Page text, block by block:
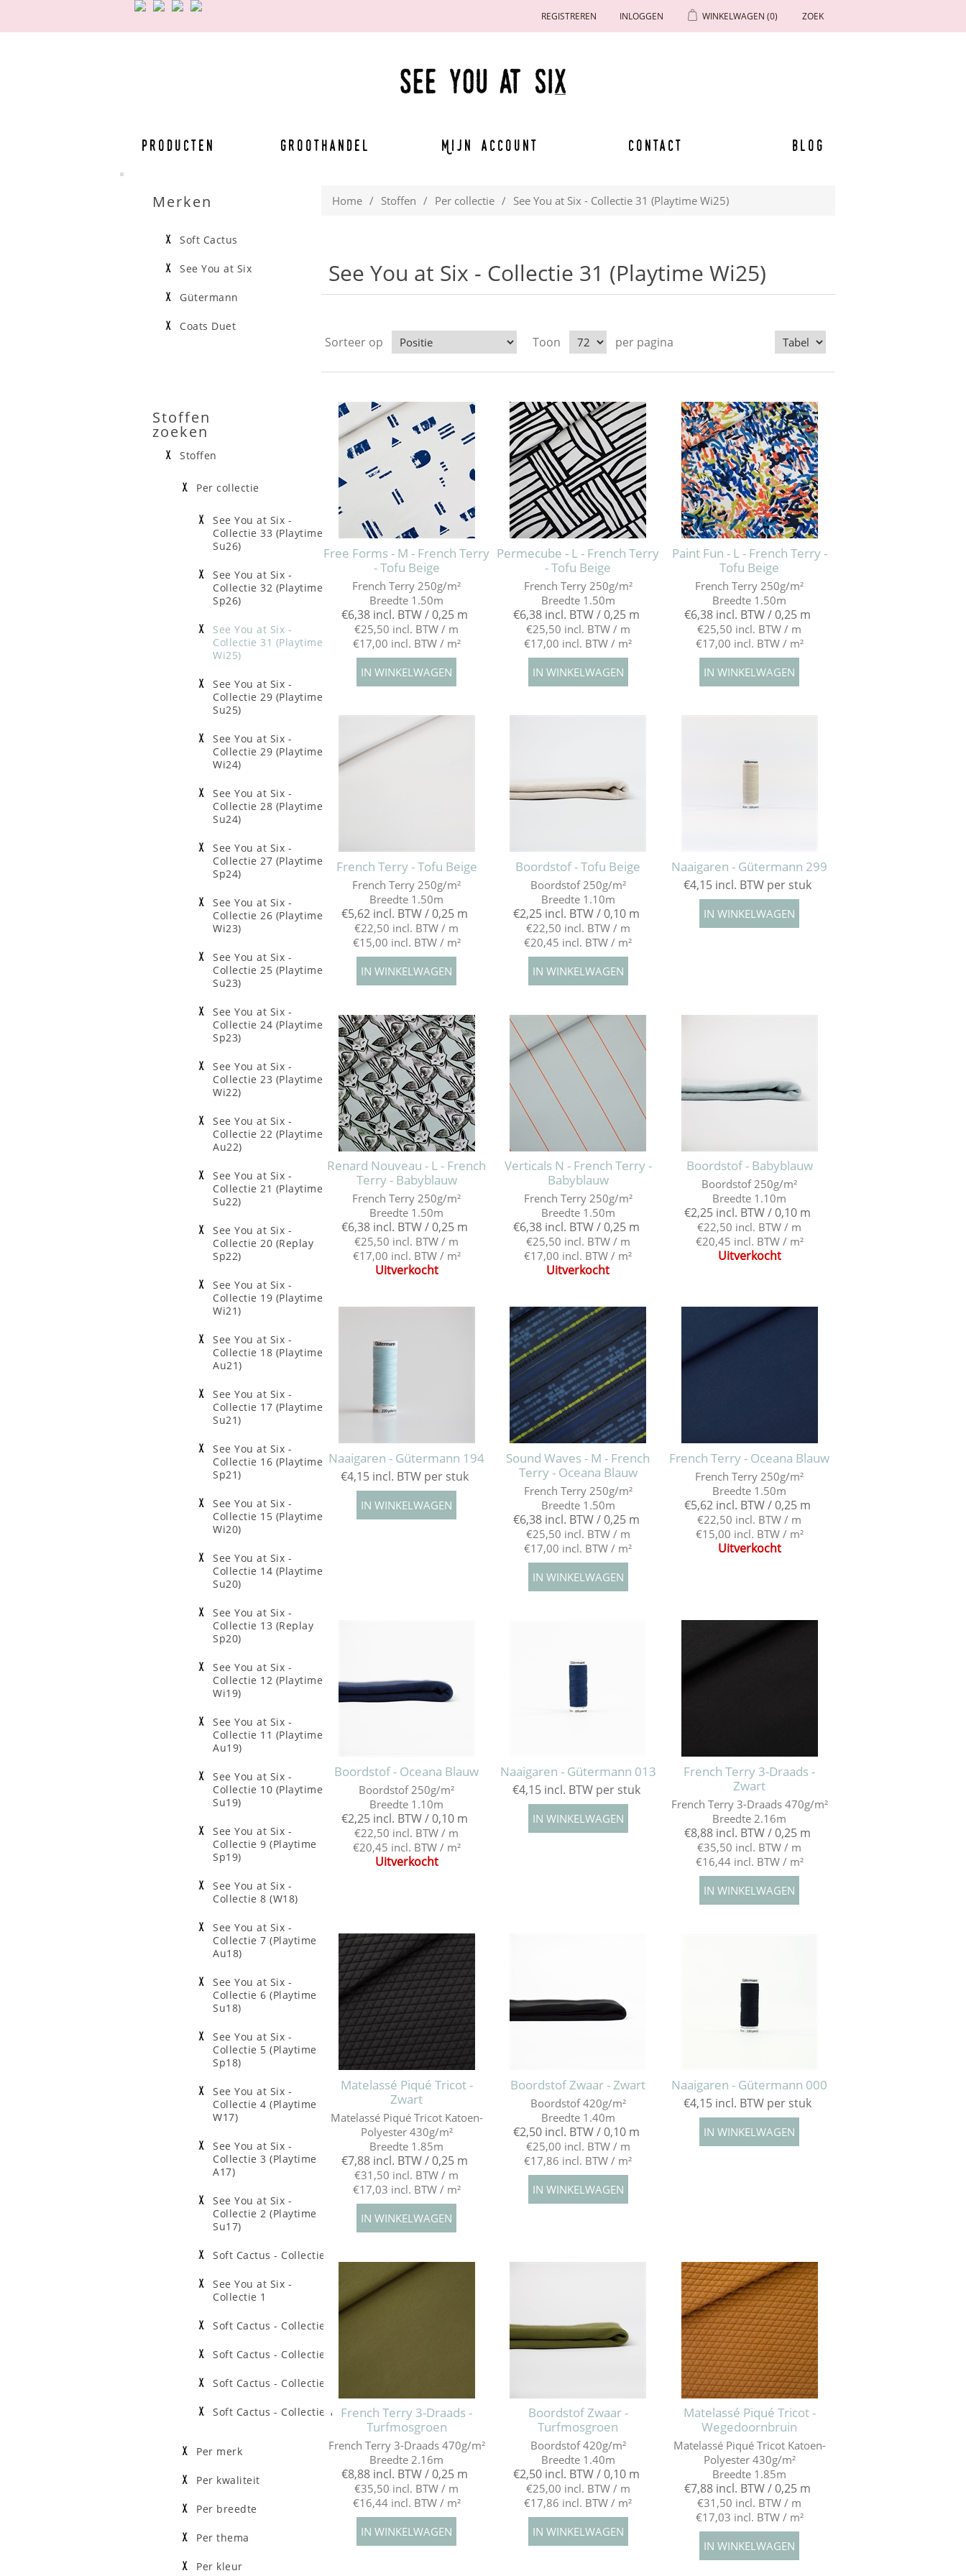
REGISTREREN INLOGGEN WINKELWAGEN (0) ZOEK
Producten Groothandel Mijn account Contact Blog
Home / Stoffen / Per collectie / See You at Six - Collectie 31 (Playtime Wi25)
See You at Six - Collectie 31 (Playtime Wi25)
Sorteer op Toon per pagina
Free Forms - M - French Terry
- Tofu Beige
French Terry 250g/m²
Breedte 1.50m
€6,38 incl. BTW / 0,25 m
€25,50 incl. BTW / m
€17,00 incl. BTW / m²
Permecube - L - French Terry
- Tofu Beige
French Terry 250g/m²
Breedte 1.50m
€6,38 incl. BTW / 0,25 m
€25,50 incl. BTW / m
€17,00 incl. BTW / m²
Paint Fun - L - French Terry -
Tofu Beige
French Terry 250g/m²
Breedte 1.50m
€6,38 incl. BTW / 0,25 m
€25,50 incl. BTW / m
€17,00 incl. BTW / m²
French Terry - Tofu Beige
French Terry 250g/m²
Breedte 1.50m
€5,62 incl. BTW / 0,25 m
€22,50 incl. BTW / m
€15,00 incl. BTW / m²
Boordstof - Tofu Beige
Boordstof 250g/m²
Breedte 1.10m
€2,25 incl. BTW / 0,10 m
€22,50 incl. BTW / m
€20,45 incl. BTW / m²
Naaigaren - Gütermann 299
€4,15 incl. BTW per stuk
Renard Nouveau - L - French
Terry - Babyblauw
French Terry 250g/m²
Breedte 1.50m
€6,38 incl. BTW / 0,25 m
€25,50 incl. BTW / m
€17,00 incl. BTW / m²
Uitverkocht
Verticals N - French Terry -
Babyblauw
French Terry 250g/m²
Breedte 1.50m
€6,38 incl. BTW / 0,25 m
€25,50 incl. BTW / m
€17,00 incl. BTW / m²
Uitverkocht
Boordstof - Babyblauw
Boordstof 250g/m²
Breedte 1.10m
€2,25 incl. BTW / 0,10 m
€22,50 incl. BTW / m
€20,45 incl. BTW / m²
Uitverkocht
Naaigaren - Gütermann 194
€4,15 incl. BTW per stuk
Sound Waves - M - French
Terry - Oceana Blauw
French Terry 250g/m²
Breedte 1.50m
€6,38 incl. BTW / 0,25 m
€25,50 incl. BTW / m
€17,00 incl. BTW / m²
French Terry - Oceana Blauw
French Terry 250g/m²
Breedte 1.50m
€5,62 incl. BTW / 0,25 m
€22,50 incl. BTW / m
€15,00 incl. BTW / m²
Uitverkocht
Boordstof - Oceana Blauw
Boordstof 250g/m²
Breedte 1.10m
€2,25 incl. BTW / 0,10 m
€22,50 incl. BTW / m
€20,45 incl. BTW / m²
Uitverkocht
Naaigaren - Gütermann 013
€4,15 incl. BTW per stuk
French Terry 3-Draads -
Zwart
French Terry 3-Draads 470g/m²
Breedte 2.16m
€8,88 incl. BTW / 0,25 m
€35,50 incl. BTW / m
€16,44 incl. BTW / m²
Matelassé Piqué Tricot -
Zwart
Matelassé Piqué Tricot Katoen-
Polyester 430g/m²
Breedte 1.85m
€7,88 incl. BTW / 0,25 m
€31,50 incl. BTW / m
€17,03 incl. BTW / m²
Boordstof Zwaar - Zwart
Boordstof 420g/m²
Breedte 1.40m
€2,50 incl. BTW / 0,10 m
€25,00 incl. BTW / m
€17,86 incl. BTW / m²
Naaigaren - Gütermann 000
€4,15 incl. BTW per stuk
French Terry 3-Draads -
Turfmosgroen
French Terry 3-Draads 470g/m²
Breedte 2.16m
€8,88 incl. BTW / 0,25 m
€35,50 incl. BTW / m
€16,44 incl. BTW / m²
Boordstof Zwaar -
Turfmosgroen
Boordstof 420g/m²
Breedte 1.40m
€2,50 incl. BTW / 0,10 m
€25,00 incl. BTW / m
€17,86 incl. BTW / m²
Matelassé Piqué Tricot -
Wegedoornbruin
Matelassé Piqué Tricot Katoen-
Polyester 430g/m²
Breedte 1.85m
€7,88 incl. BTW / 0,25 m
€31,50 incl. BTW / m
€17,03 incl. BTW / m²
Merken
Soft Cactus
See You at Six
Gütermann
Coats Duet
Stoffen
zoeken
Stoffen
Per collectie
See You at Six -
Collectie 33 (Playtime
Su26)
See You at Six -
Collectie 32 (Playtime
Sp26)
See You at Six -
Collectie 31 (Playtime
Wi25)
See You at Six -
Collectie 29 (Playtime
Su25)
See You at Six -
Collectie 29 (Playtime
Wi24)
See You at Six -
Collectie 28 (Playtime
Su24)
See You at Six -
Collectie 27 (Playtime
Sp24)
See You at Six -
Collectie 26 (Playtime
Wi23)
See You at Six -
Collectie 25 (Playtime
Su23)
See You at Six -
Collectie 24 (Playtime
Sp23)
See You at Six -
Collectie 23 (Playtime
Wi22)
See You at Six -
Collectie 22 (Playtime
Au22)
See You at Six -
Collectie 21 (Playtime
Su22)
See You at Six -
Collectie 20 (Replay
Sp22)
See You at Six -
Collectie 19 (Playtime
Wi21)
See You at Six -
Collectie 18 (Playtime
Au21)
See You at Six -
Collectie 17 (Playtime
Su21)
See You at Six -
Collectie 16 (Playtime
Sp21)
See You at Six -
Collectie 15 (Playtime
Wi20)
See You at Six -
Collectie 14 (Playtime
Su20)
See You at Six -
Collectie 13 (Replay
Sp20)
See You at Six -
Collectie 12 (Playtime
Wi19)
See You at Six -
Collectie 11 (Playtime
Au19)
See You at Six -
Collectie 10 (Playtime
Su19)
See You at Six -
Collectie 9 (Playtime
Sp19)
See You at Six -
Collectie 8 (W18)
See You at Six -
Collectie 7 (Playtime
Au18)
See You at Six -
Collectie 6 (Playtime
Su18)
See You at Six -
Collectie 5 (Playtime
Sp18)
See You at Six -
Collectie 4 (Playtime
W17)
See You at Six -
Collectie 3 (Playtime
A17)
See You at Six -
Collectie 2 (Playtime
Su17)
Soft Cactus - Collectie 5
See You at Six -
Collectie 1
Soft Cactus - Collectie 4
Soft Cactus - Collectie 3
Soft Cactus - Collectie 2
Soft Cactus - Collectie 1
Per merk
Per kwaliteit
Per breedte
Per thema
Per kleur